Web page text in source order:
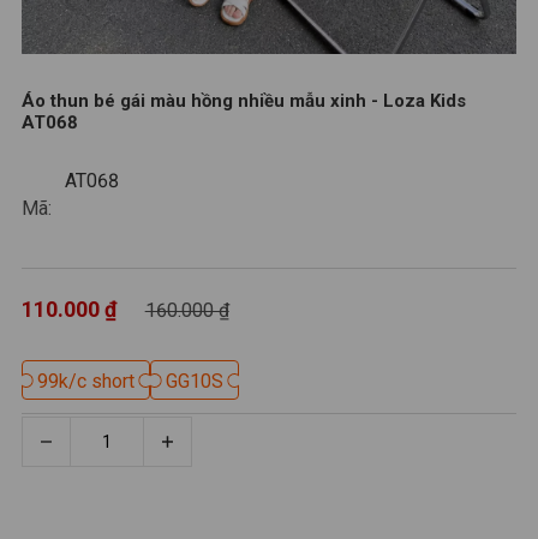
Áo thun bé gái màu hồng nhiều mẫu xinh - Loza Kids
AT068
Mã:
160.000 ₫
110.000 ₫
AT068
99k/c short
99k/c short GG10S
GG10S